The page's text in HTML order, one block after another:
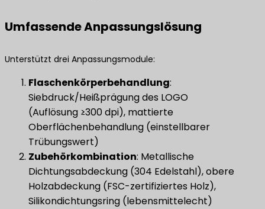
Umfassende Anpassungslösung
Unterstützt drei Anpassungsmodule:
Flaschenkörperbehandlung​:
Siebdruck/Heißprägung des LOGO
(Auflösung ≥300 dpi), mattierte
Oberflächenbehandlung (einstellbarer
Trübungswert)
​Zubehörkombination​​: Metallische
Dichtungsabdeckung (304 Edelstahl), obere
Holzabdeckung (FSC-zertifiziertes Holz),
Silikondichtungsring (lebensmittelecht)